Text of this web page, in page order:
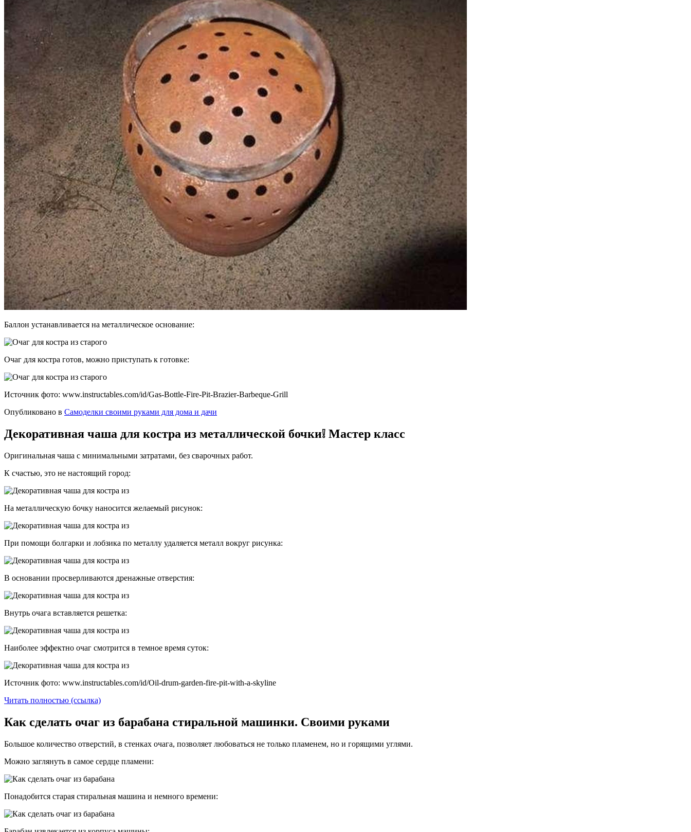
Баллон устанавливается на металлическое основание:
Очаг для костра готов, можно приступать к готовке:
Источник фото: www.instructables.com/id/Gas-Bottle-Fire-Pit-Brazier-Barbeque-Grill
Опубликовано в Самоделки своими руками для дома и дачи
Декоративная чаша для костра из металлической бочки❕ Мастер класс
Оригинальная чаша с минимальными затратами, без сварочных работ.
К счастью, это не настоящий город:
На металлическую бочку наносится желаемый рисунок:
При помощи болгарки и лобзика по металлу удаляется металл вокруг рисунка:
В основании просверливаются дренажные отверстия:
Внутрь очага вставляется решетка:
Наиболее эффектно очаг смотрится в темное время суток:
Источник фото: www.instructables.com/id/Oil-drum-garden-fire-pit-with-a-skyline
Читать полностью (ссылка)
Как сделать очаг из барабана стиральной машинки. Своими руками
Большое количество отверстий, в стенках очага, позволяет любоваться не только пламенем, но и горящими углями.
Можно заглянуть в самое сердце пламени:
Понадобится старая стиральная машина и немного времени: